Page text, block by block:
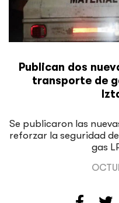
Publican dos
transporte de
Se publicaron las
reforzar la seguridad
gas